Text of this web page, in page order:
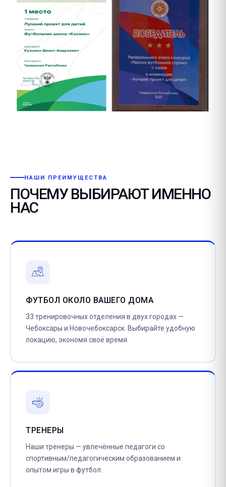
НАШИ ПРЕИМУЩЕСТВА
ПОЧЕМУ ВЫБИРАЮТ ИМЕННО
НАС
ФУТБОЛ ОКОЛО ВАШЕГО ДОМА
33 тренировочных отделения в двух городах —
Чебоксары и Новочебоксарск. Выбирайте удобную
локацию, экономя своё время.
ТРЕНЕРЫ
Наши тренеры — увлечённые педагоги со
спортивным/педагогическим образованием и
опытом игры в футбол.